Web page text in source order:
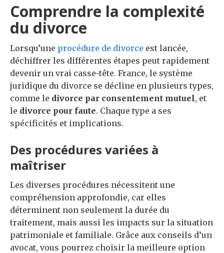
Comprendre la complexité
du divorce
Lorsqu’une procédure de divorce est lancée,
déchiffrer les différentes étapes peut rapidement
devenir un vrai casse-tête. France, le système
juridique du divorce se décline en plusieurs types,
comme le divorce par consentement mutuel, et
le divorce pour faute. Chaque type a ses
spécificités et implications.
Des procédures variées à
maîtriser
Les diverses procédures nécessitent une
compréhension approfondie, car elles
déterminent non seulement la durée du
traitement, mais aussi les impacts sur la situation
patrimoniale et familiale. Grâce aux conseils d’un
avocat, vous pourrez choisir la meilleure option